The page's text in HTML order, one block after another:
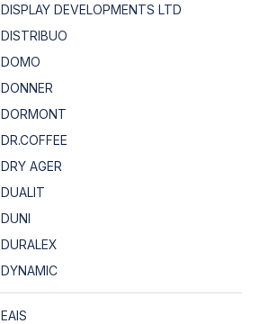
DISPLAY DEVELOPMENTS LTD
DISTRIBUO
DOMO
DONNER
DORMONT
DR.COFFEE
DRY AGER
DUALIT
DUNI
DURALEX
DYNAMIC
EAIS